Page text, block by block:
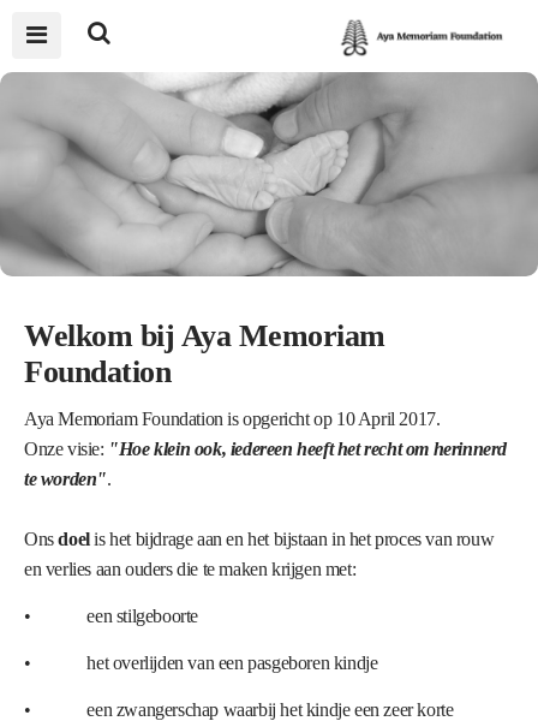
Welkom bij Aya Memoriam
Foundation
Aya Memoriam Foundation is opgericht op 10 April 2017.
Onze visie: "Hoe klein ook, iedereen heeft het recht om herinnerd
te worden".
Onsdoelis het bijdrage aan en het bijstaan in het proces van rouw
en verlies aan ouders die te maken krijgen met:
• een stilgeboorte
• het overlijden van een pasgeboren kindje
• een zwangerschap waarbij het kindje een zeer korte